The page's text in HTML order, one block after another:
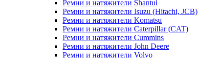
Ремни и натяжители Shantui
Ремни и натяжители Isuzu (Hitachi, JCB)
Ремни и натяжители Komatsu
Ремни и натяжители Caterpillar (CAT)
Ремни и натяжители Cummins
Ремни и натяжители John Deere
Ремни и натяжители Volvo